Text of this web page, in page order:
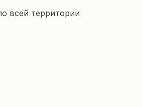
всей территории